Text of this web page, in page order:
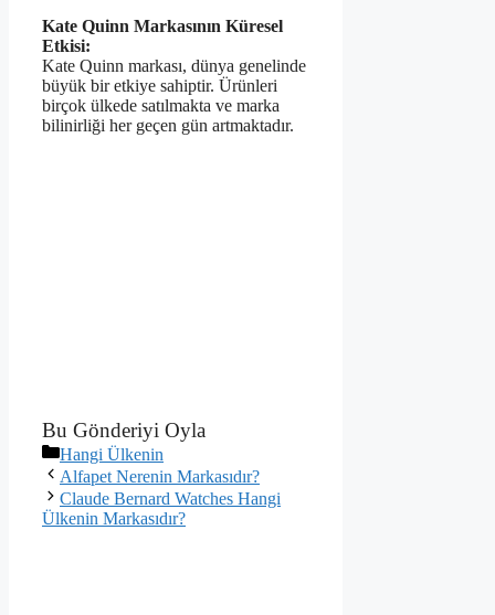
Kate Quinn Markasının Küresel
Etkisi:
Kate Quinn markası, dünya genelinde
büyük bir etkiye sahiptir. Ürünleri
birçok ülkede satılmakta ve marka
bilinirliği her geçen gün artmaktadır.
Bu Gönderiyi Oyla
Kategoriler
Hangi Ülkenin
Alfapet Nerenin Markasıdır?
Claude Bernard Watches Hangi
Ülkenin Markasıdır?